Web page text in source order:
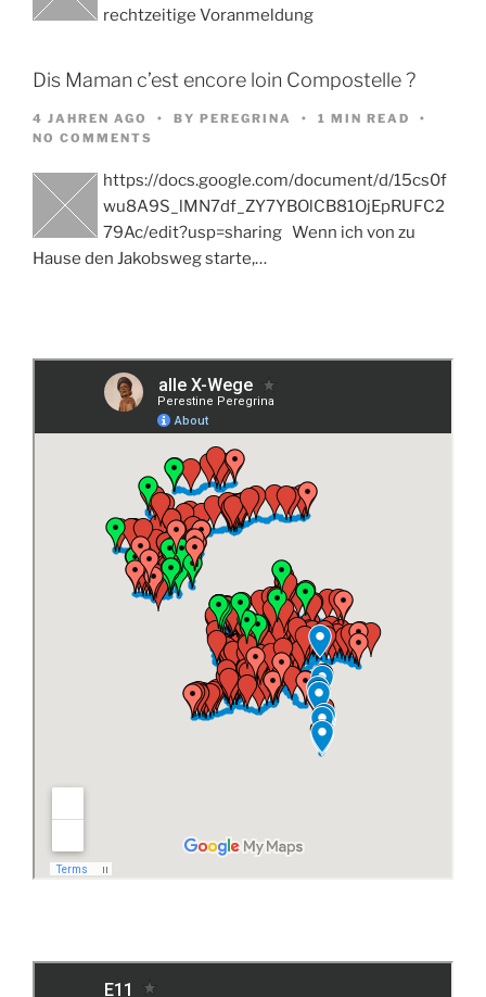
rechtzeitige Voranmeldung
Dis Maman c’est encore loin Compostelle ?
4 JAHREN AGO BY PEREGRINA
1 MIN READ
NO COMMENTS
https://docs.google.com/document/d/15cs0f
wu8A9S_lMN7df_ZY7YBOlCB81OjEpRUFC2
79Ac/edit?usp=sharing Wenn ich von zu
Hause den Jakobsweg starte,…